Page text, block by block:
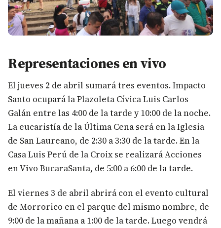
Representaciones en vivo
El jueves 2 de abril sumará tres eventos. Impacto
Santo ocupará la Plazoleta Cívica Luis Carlos
Galán entre las 4:00 de la tarde y 10:00 de la noche.
La eucaristía de la Última Cena será en la Iglesia
de San Laureano, de 2:30 a 3:30 de la tarde. En la
Casa Luis Perú de la Croix se realizará Acciones
en Vivo BucaraSanta, de 5:00 a 6:00 de la tarde.
El viernes 3 de abril abrirá con el evento cultural
de Morrorico en el parque del mismo nombre, de
9:00 de la mañana a 1:00 de la tarde. Luego vendrá